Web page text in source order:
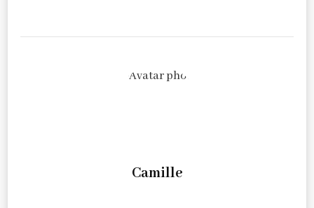
Camille